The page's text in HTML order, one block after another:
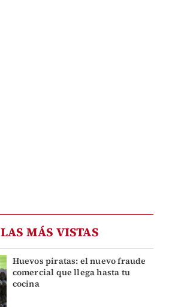
LAS MÁS VISTAS
Huevos piratas: el nuevo fraude
comercial que llega hasta tu
cocina